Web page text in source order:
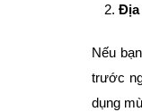
Địa
Nếu
trước
dụng